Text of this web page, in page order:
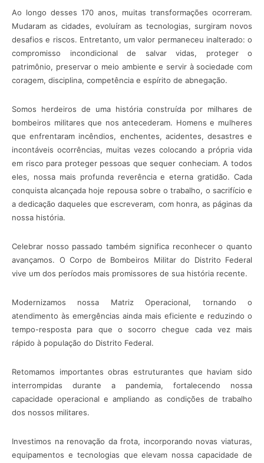
Ao longo desses 170 anos, muitas transformações ocorreram.
Mudaram as cidades, evoluíram as tecnologias, surgiram novos
desafios e riscos. Entretanto, um valor permaneceu inalterado: o
compromisso incondicional de salvar vidas, proteger o
patrimônio, preservar o meio ambiente e servir à sociedade com
coragem, disciplina, competência e espírito de abnegação.
Somos herdeiros de uma história construída por milhares de
bombeiros militares que nos antecederam. Homens e mulheres
que enfrentaram incêndios, enchentes, acidentes, desastres e
incontáveis ocorrências, muitas vezes colocando a própria vida
em risco para proteger pessoas que sequer conheciam. A todos
eles, nossa mais profunda reverência e eterna gratidão. Cada
conquista alcançada hoje repousa sobre o trabalho, o sacrifício e
a dedicação daqueles que escreveram, com honra, as páginas da
nossa história.
Celebrar nosso passado também significa reconhecer o quanto
avançamos. O Corpo de Bombeiros Militar do Distrito Federal
vive um dos períodos mais promissores de sua história recente.
Modernizamos nossa Matriz Operacional, tornando o
atendimento às emergências ainda mais eficiente e reduzindo o
tempo-resposta para que o socorro chegue cada vez mais
rápido à população do Distrito Federal.
Retomamos importantes obras estruturantes que haviam sido
interrompidas durante a pandemia, fortalecendo nossa
capacidade operacional e ampliando as condições de trabalho
dos nossos militares.
Investimos na renovação da frota, incorporando novas viaturas,
equipamentos e tecnologias que elevam nossa capacidade de